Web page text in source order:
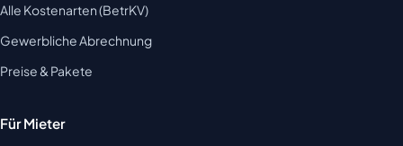
Alle Kostenarten (BetrKV)
Gewerbliche Abrechnung
Preise & Pakete
Für Mieter